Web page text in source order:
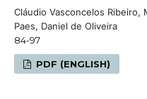
Cláudio Vasconcelos Ribeiro,
Paes, Daniel de Oliveira
84-97
PDF (ENGLISH)